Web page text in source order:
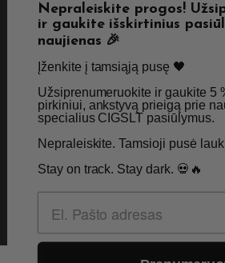
Grąžinimas
Straipsniai
Kontaktai
SKIRTA TIK SUAUGUSIEMS
NETURĖTUMĖTE NAUDOTI ŠIŲ
NIKOTINO.
Nepraleiskite progos!
ir gaukite išskirtinius
naujienas 🎉
Įženkite į tamsiąją pusę 🖤 ​
Užsiprenumeruokite ir gaukite 5
pirkiniui, ankstyvą prieigą prie
specialius CIGSLT pasiūlymus. ​
Nepraleiskite. Tamsioji pusė
Stay on track. Stay dark. 💀🔥